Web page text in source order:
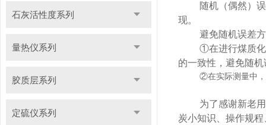
石灰活性度系列
量热仪系列
胶质层系列
定硫仪系列
随机（偶然）
现。
避免随机误差
①在进行煤质化
的一致性，避免随
②在实际测量中，
为了感谢新老
炭小知识、操作规